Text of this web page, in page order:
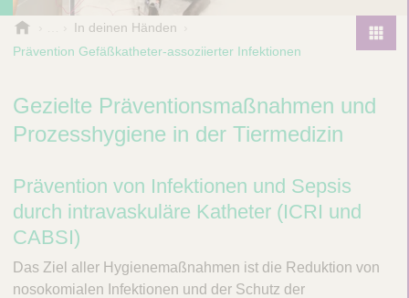
P
c
a
n
e
C
a
e
In deinen Händen
Prävention Gefäßkatheter-assoziierter Infektionen
Gezielte Präventionsmaßnahmen und
Prozesshygiene in der Tiermedizin
Prävention von Infektionen und Sepsis
durch intravaskuläre Katheter (ICRI und
CABSI)
Das Ziel aller Hygienemaßnahmen ist die Reduktion von
nosokomialen Infektionen und der Schutz der